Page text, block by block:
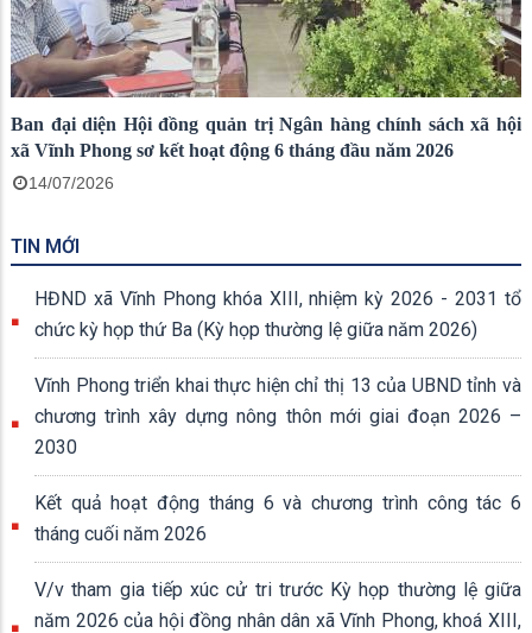
Ban đại diện Hội đồng quản trị Ngân hàng chính sách xã hội
xã Vĩnh Phong sơ kết hoạt động 6 tháng đầu năm 2026
14/07/2026
TIN MỚI
HĐND xã Vĩnh Phong khóa XIII, nhiệm kỳ 2026 - 2031 tổ
chức kỳ họp thứ Ba (Kỳ họp thường lệ giữa năm 2026)
Vĩnh Phong triển khai thực hiện chỉ thị 13 của UBND tỉnh và
chương trình xây dựng nông thôn mới giai đoạn 2026 –
2030
Kết quả hoạt động tháng 6 và chương trình công tác 6
tháng cuối năm 2026
V/v tham gia tiếp xúc cử tri trước Kỳ họp thường lệ giữa
năm 2026 của hội đồng nhân dân xã Vĩnh Phong, khoá XIII,